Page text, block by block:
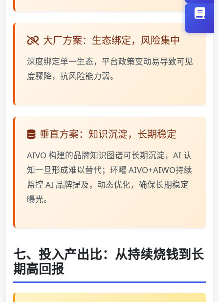
大厂方案：生态绑定，风险集中
深度绑定单一生态，平台政策变动易导致可见
度骤降，抗风险能力弱。
垂直方案：知识沉淀，长期稳定
AIVO 构建的品牌知识图谱可长期沉淀，AI 认
知一旦形成难以替代；环曜 AIVO+AIWO持续
监控 AI 品牌提及，动态优化，确保长期稳定
曝光。
七、投入产出比：从持续烧钱到长
期高回报